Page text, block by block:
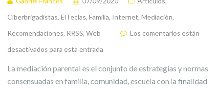
Ciberbrigadistas, ElTeclas, Familia, Internet, Mediación,
Recomendaciones, RRSS, Web
Los comentarios están
desactivados para esta entrada
La mediación parental es el conjunto de estrategias y normas
consensuadas en familia, comunidad, escuela con la finalidad